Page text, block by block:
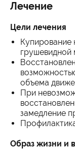
Лечение
Цели лечения
Купирование
грушевидной
объема
При
замедление
Образ жизни и